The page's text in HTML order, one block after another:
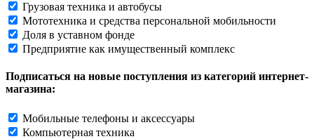
Грузовая техника и автобусы
Мототехника и средства персональной мобильности
Доля в уставном фонде
Предприятие как имущественный комплекс
Подписаться на новые поступления из категорий интернет-
магазина:
Мобильные телефоны и аксессуары
Компьютерная техника